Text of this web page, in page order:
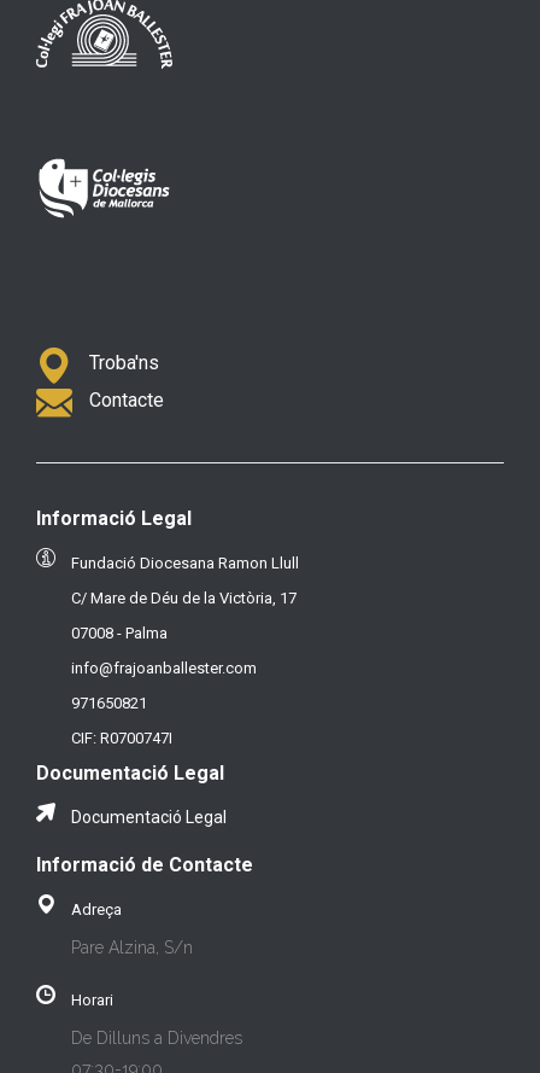
Troba'ns
Contacte
Informació Legal
Fundació Diocesana Ramon Llull
C/ Mare de Déu de la Victòria, 17
07008 - Palma
info@frajoanballester.com
971650821
CIF: R0700747I
Documentació Legal
Documentació Legal
Informació de Contacte
Adreça
Pare Alzina, S/n
Horari
De Dilluns a Divendres
07:30-19:00